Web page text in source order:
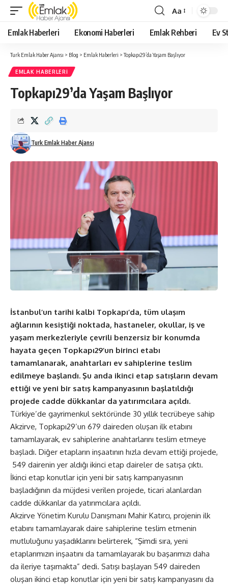
Yazı
Tipi
Boyutlandırıcı
Aa
Emlak Haberleri Ekonomi Haberleri Emlak Rehberi Ev
Turk Emlak Haber Ajansı > Blog > Emlak Haberleri >Topkapı29’da Yaşam Başlıyor
EMLAK HABERLERI
Topkapı29’da Yaşam Başlıyor
Turk Emlak Haber Ajansı
İstanbul’un tarihi kalbi Topkapı’da, tüm ulaşım
ağlarının kesiştiği noktada, hastaneler, okullar, iş ve
yaşam merkezleriyle çevrili benzersiz bir konumda
hayata geçen Topkapı29’un birinci etabı
tamamlanarak, anahtarları ev sahiplerine teslim
edilmeye başlandı. Şu anda ikinci etap satışların devam
ettiği ve yeni bir satış kampanyasının başlatıldığı
projede cadde dükkanlar da yatırımcılara açıldı.
Türkiye’de gayrimenkul sektöründe 30 yıllık tecrübeye sahip
Akzirve, Topkapı29’un 679 daireden oluşan ilk etabını
tamamlayarak, ev sahiplerine anahtarlarını teslim etmeye
başladı. Diğer etapların inşaatının hızla devam ettiği projede,
549 dairenin yer aldığı ikinci etap daireler de satışa çıktı.
İkinci etap konutlar için yeni bir satış kampanyasının
başladığının da müjdesi verilen projede, ticari alanlardan
cadde dükkanlar da yatırımcılara açıldı.
Akzirve Yönetim Kurulu Danışmanı Mahir Katırcı, projenin ilk
etabını tamamlayarak daire sahiplerine teslim etmenin
mutluluğunu yaşadıklarını belirterek, “Şimdi sıra, yeni
etaplarımızın inşaatını da tamamlayarak bu başarımızı daha
da ileriye taşımakta” dedi. Satışı başlayan 549 daireden
oluşan ikinci etap konutlar için yeni bir satış kampanyasını da